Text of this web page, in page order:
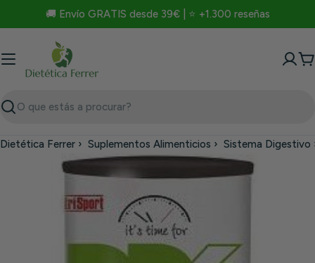
conteúdo
🚚 Envío GRATIS desde 39€ | ⭐ +1.300 reseñas
Procurar
Dietética Ferrer › Suplementos Alimenticios › Sistema Digestivo